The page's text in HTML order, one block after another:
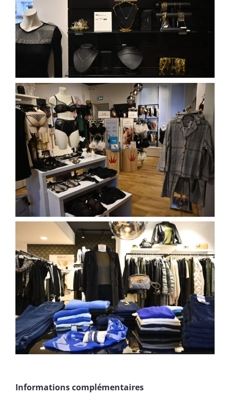
Informations complémentaires